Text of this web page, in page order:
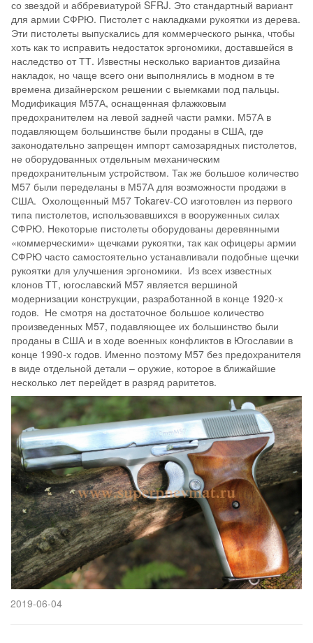
со звездой и аббревиатурой SFRJ. Это стандартный вариант
для армии СФРЮ. Пистолет с накладками рукоятки из дерева.
Эти пистолеты выпускались для коммерческого рынка, чтобы
хоть как то исправить недостаток эргономики, доставшейся в
наследство от ТТ. Известны несколько вариантов дизайна
накладок, но чаще всего они выполнялись в модном в те
времена дизайнерском решении с выемками под пальцы.
Модификация М57А, оснащенная флажковым
предохранителем на левой задней части рамки. М57А в
подавляющем большинстве были проданы в США, где
законодательно запрещен импорт самозарядных пистолетов,
не оборудованных отдельным механическим
предохранительным устройством. Так же большое количество
М57 были переделаны в М57А для возможности продажи в
США. Охолощенный М57 Tokarev-СО изготовлен из первого
типа пистолетов, использовавшихся в вооруженных силах
СФРЮ. Некоторые пистолеты оборудованы деревянными
«коммерческими» щечками рукоятки, так как офицеры армии
СФРЮ часто самостоятельно устанавливали подобные щечки
рукоятки для улучшения эргономики. Из всех известных
клонов ТТ, югославский М57 является вершиной
модернизации конструкции, разработанной в конце 1920-х
годов. Не смотря на достаточное большое количество
произведенных М57, подавляющее их большинство были
проданы в США и в ходе военных конфликтов в Югославии в
конце 1990-х годов. Именно поэтому М57 без предохранителя
в виде отдельной детали – оружие, которое в ближайшие
несколько лет перейдет в разряд раритетов.
2019-06-04